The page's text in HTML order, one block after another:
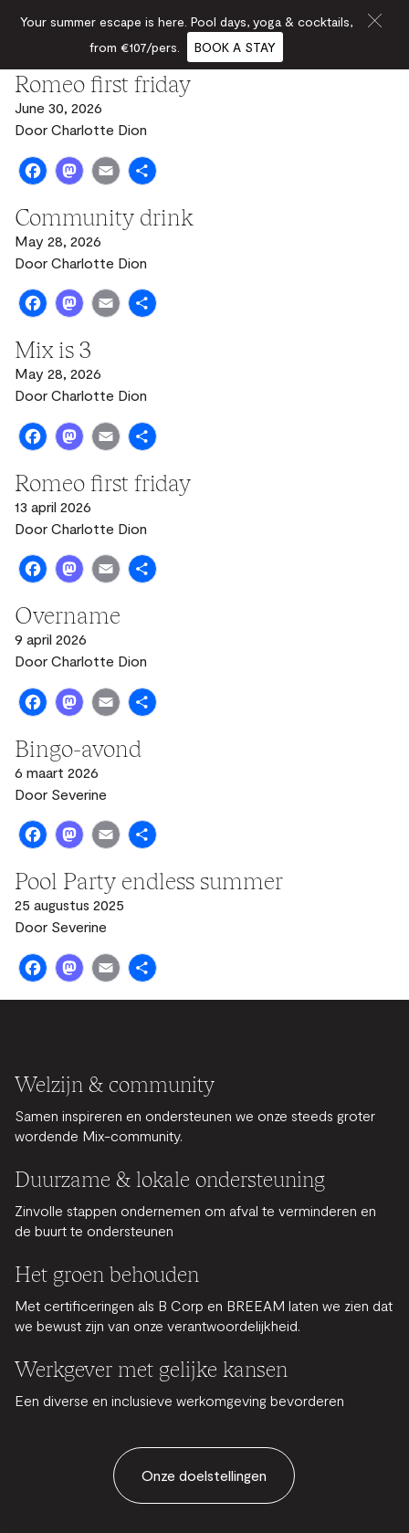
Romeo first friday
June 30, 2026
Door Charlotte Dion
Facebook
Mastodon
Email
Community drink
May 28, 2026
Door Charlotte Dion
Facebook
Mastodon
Email
Mix is 3
May 28, 2026
Door Charlotte Dion
Facebook
Mastodon
Email
Romeo first friday
13 april 2026
Door Charlotte Dion
Facebook
Mastodon
Email
Overname
9 april 2026
Door Charlotte Dion
Facebook
Mastodon
Email
Bingo-avond
6 maart 2026
Door Severine
Facebook
Mastodon
Email
Pool Party endless summer
25 augustus 2025
Door Severine
Facebook
Mastodon
Email
Welzijn & community
Samen inspireren en ondersteunen we onze steeds groter
wordende Mix-community.
Duurzame & lokale ondersteuning
Zinvolle stappen ondernemen om afval te verminderen en
de buurt te ondersteunen
Het groen behouden
Met certificeringen als B Corp en BREEAM laten we zien dat
we bewust zijn van onze verantwoordelijkheid.
Werkgever met gelijke kansen
Een diverse en inclusieve werkomgeving bevorderen
Onze doelstellingen
Your summer escape is here. Pool days, yoga & cocktails,
from €107/pers.
BOOK A STAY